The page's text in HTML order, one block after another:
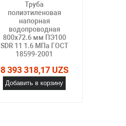
Труба
полиэтиленовая
напорная
водопроводная
800х72.6 мм ПЭ100
SDR 11 1.6 МПа ГОСТ
18599-2001
8 393 318,17 UZS
Добавить в корзину